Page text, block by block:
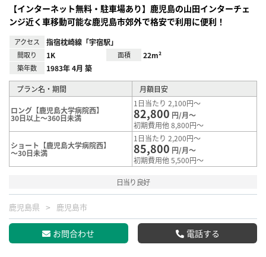
【インターネット無料・駐車場あり】鹿児島の山田インターチェ
ンジ近く車移動可能な鹿児島市郊外で格安で利用に便利！
アクセス 指宿枕崎線「宇宿駅」
間取り 1K 面積 22m²
築年数 1983年 4月 築
プラン名・期間 月額目安
ロング【鹿児島大学病院西】
30日以上～360日未満
1日当たり 2,100円～
82,800 円/月～
初期費用他 8,800円～
ショート【鹿児島大学病院西】
～30日未満
1日当たり 2,200円～
85,800 円/月～
初期費用他 5,500円～
日当り良好
鹿児島県 鹿児島市
お問合わせ 電話する